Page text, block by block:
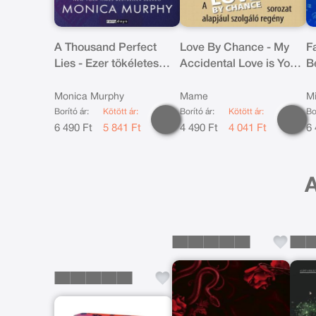
A Thousand Perfect
Lies - Ezer tökéletes
Monica Murphy
Borító ár:
6 490 Ft
Kötött ár:
5 841 Ft
Love By Chance - My
Accidental Love is You
Mame
Borító ár:
4 490 Ft
Kötött ár:
4 041 Ft 6